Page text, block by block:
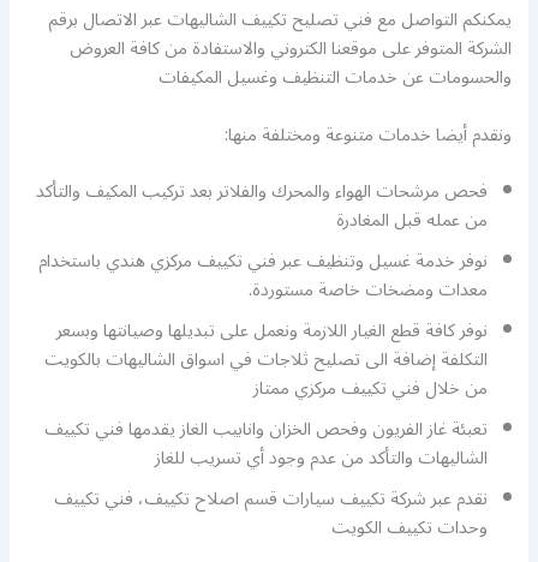
يمكنكم التواصل مع فني تصليح تكييف الشاليهات عبر الاتصال برقم
الشركة المتوفر على موقعنا الكتروني والاستفادة من كافة العروض
والحسومات عن خدمات التنظيف وغسيل المكيفات
ونقدم أيضا خدمات متنوعة ومختلفة منها:
فحص مرشحات الهواء والمحرك والفلاتر بعد تركيب المكيف والتأكد
من عمله قبل المغادرة
نوفر خدمة غسيل وتنظيف عبر فني تكييف مركزي هندي باستخدام
معدات ومضخات خاصة مستوردة.
نوفر كافة قطع الغيار اللازمة ونعمل على تبديلها وصيانتها وبسعر
التكلفة إضافة الى تصليح ثلاجات في اسواق الشاليهات بالكويت
من خلال فني تكييف مركزي ممتاز
تعبئة غاز الفريون وفحص الخزان وانابيب الغاز يقدمها فني تكييف
الشاليهات والتأكد من عدم وجود أي تسريب للغاز
نقدم عبر شركة تكييف سيارات قسم اصلاح تكييف، فني تكييف
وحدات تكييف الكويت